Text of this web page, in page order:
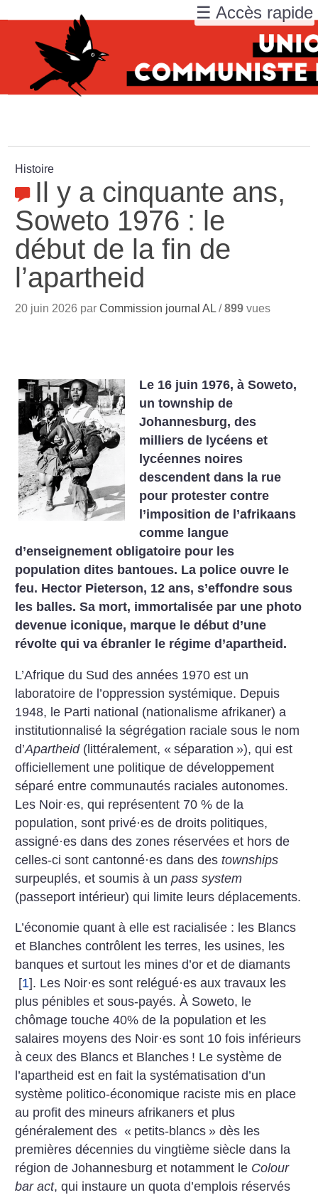
Histoire
Il y a cinquante ans,
Soweto 1976 : le
début de la fin de
l’apartheid
20 juin 2026 parCommission journal AL /899 vues
Le 16 juin 1976, à Soweto,
un township de
Johannesburg, des
milliers de lycéens et
lycéennes noires
descendent dans la rue
pour protester contre
l’imposition de l’afrikaans
comme langue
d’enseignement obligatoire pour les
population dites bantoues. La police ouvre le
feu. Hector Pieterson, 12 ans, s’effondre sous
les balles. Sa mort, immortalisée par une photo
devenue iconique, marque le début d’une
révolte qui va ébranler le régime d’apartheid.
L’Afrique du Sud des années 1970 est un
laboratoire de l’oppression systémique. Depuis
1948, le Parti national (nationalisme afrikaner) a
institutionnalisé la ségrégation raciale sous le nom
d’Apartheid(littéralement, « séparation »), qui est
officiellement une politique de développement
séparé entre communautés raciales autonomes.
Les Noir·es, qui représentent 70 % de la
population, sont privé·es de droits politiques,
assigné·es dans des zones réservées et hors de
celles-ci sont cantonné·es dans destownships
surpeuplés, et soumis à unpass system
(passeport intérieur) qui limite leurs déplacements.
L’économie quant à elle est racialisée : les Blancs
et Blanches contrôlent les terres, les usines, les
banques et surtout les mines d’or et de diamants
[1]. Les Noir·es sont relégué·es aux travaux les
plus pénibles et sous-payés. À Soweto, le
chômage touche 40% de la population et les
salaires moyens des Noir·es sont 10 fois inférieurs
à ceux des Blancs et Blanches ! Le système de
l’apartheid est en fait la systématisation d’un
système politico-économique raciste mis en place
au profit des mineurs afrikaners et plus
généralement des « petits-blancs » dès les
premières décennies du vingtième siècle dans la
région de Johannesburg et notam­ment le Colour
bar act, qui instaure un quota d’emplois réservés
☰ Accès rapide